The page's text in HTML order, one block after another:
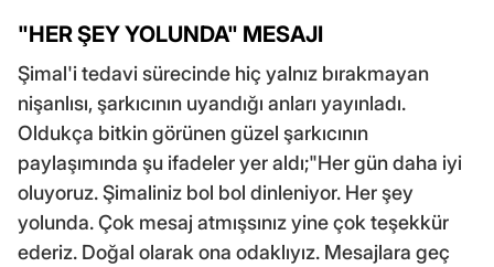
"HER ŞEY YOLUNDA" MESAJI
Şimal'i tedavi sürecinde hiç yalnız bırakmayan
nişanlısı, şarkıcının uyandığı anları yayınladı.
Oldukça bitkin görünen güzel şarkıcının
paylaşımında şu ifadeler yer aldı;"Her gün daha iyi
oluyoruz. Şimaliniz bol bol dinleniyor. Her şey
yolunda. Çok mesaj atmışsınız yine çok teşekkür
ederiz. Doğal olarak ona odaklıyız. Mesajlara geç